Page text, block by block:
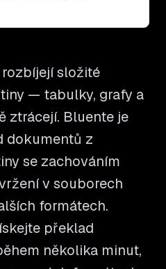
složité
— tabulky, grafy a
ztrácejí. Bluente je
dokumentů z
se zachováním
v souborech
formátech.
překlad
několika minut,